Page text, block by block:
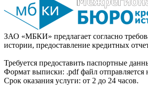
ЗАО «МБКИ» предлагает согласно
истории, предоставление кредитных
Требуется предоставить паспортные
Формат выписки: .pdf файл отправляется
Срок оказания услуги: от 2 до 24 часов.